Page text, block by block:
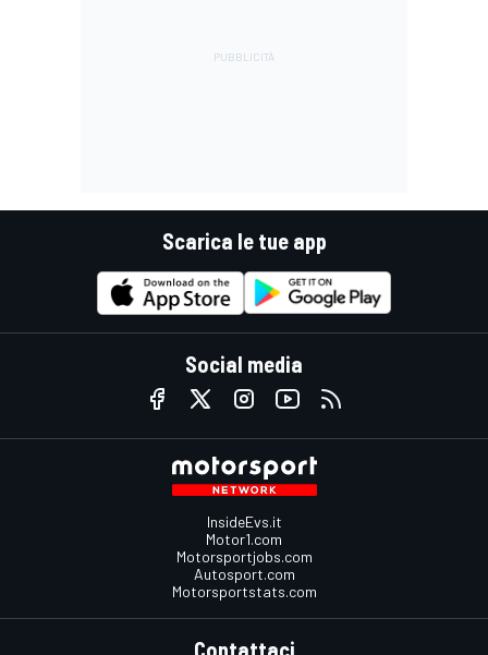
Scarica le tue app
Social media
InsideEvs.it
Motor1.com
Motorsportjobs.com
Autosport.com
Motorsportstats.com
Contattaci